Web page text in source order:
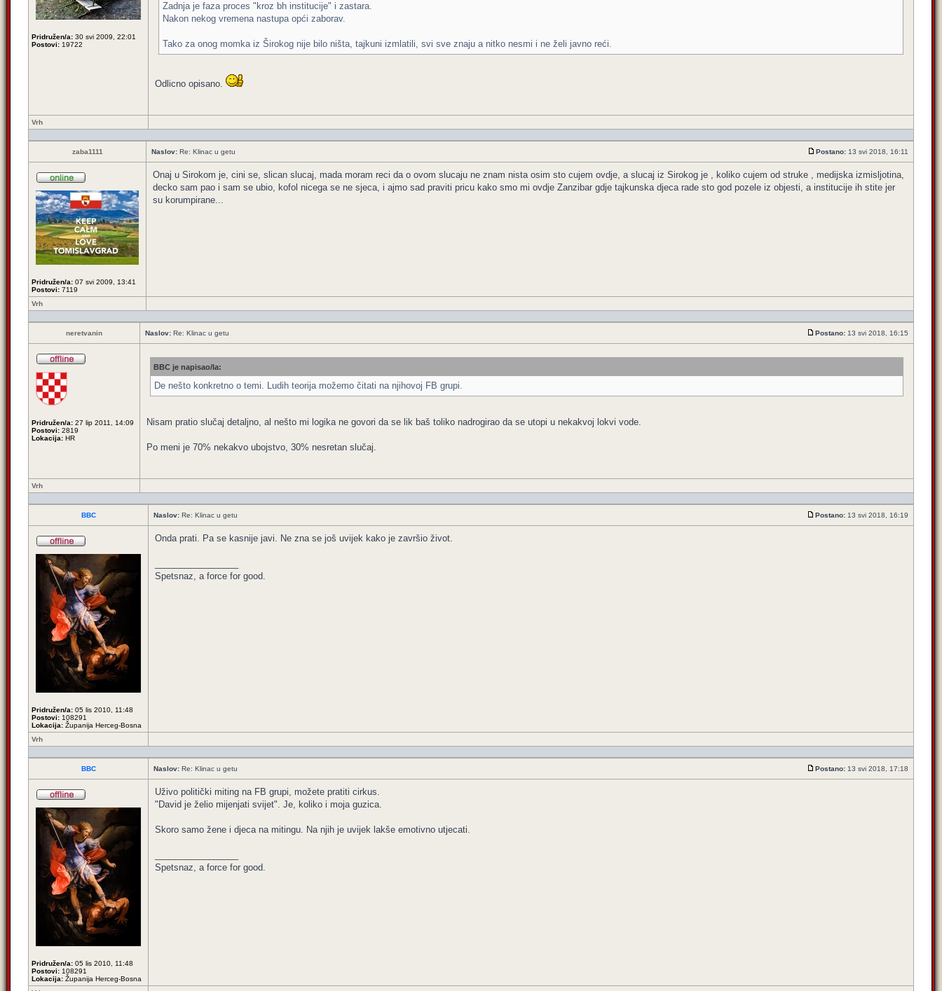
Pridružen/a: 30 svi 2009, 22:01
Postovi: 19722
Zadnja je faza proces "kroz bh institucije" i zastara.
Nakon nekog vremena nastupa opći zaborav.
Tako za onog momka iz Širokog nije bilo ništa, tajkuni izmlatili, svi sve znaju a nitko nesmi i ne želi javno reći.
Odlicno opisano.
Vrh
zaba1111 Naslov: Re: Klinac u getu Postano: 13 svi 2018, 16:11
Pridružen/a: 07 svi 2009, 13:41
Postovi: 7119
Onaj u Sirokom je, cini se, slican slucaj, mada moram reci da o ovom slucaju ne znam nista osim sto cujem ovdje, a slucaj iz Sirokog je , koliko cujem od struke , medijska izmisljotina,
decko sam pao i sam se ubio, kofol nicega se ne sjeca, i ajmo sad praviti pricu kako smo mi ovdje Zanzibar gdje tajkunska djeca rade sto god pozele iz objesti, a institucije ih stite jer
su korumpirane...
Vrh
neretvanin Naslov: Re: Klinac u getu Postano: 13 svi 2018, 16:15
Pridružen/a: 27 lip 2011, 14:09
Postovi: 2819
Lokacija: HR
BBC je napisao/la:
De nešto konkretno o temi. Ludih teorija možemo čitati na njihovoj FB grupi.
Nisam pratio slučaj detaljno, al nešto mi logika ne govori da se lik baš toliko nadrogirao da se utopi u nekakvoj lokvi vode.
Po meni je 70% nekakvo ubojstvo, 30% nesretan slučaj.
Vrh
BBC Naslov: Re: Klinac u getu Postano: 13 svi 2018, 16:19
Pridružen/a: 05 lis 2010, 11:48
Postovi: 108291
Lokacija: Županija Herceg-Bosna
Onda prati. Pa se kasnije javi. Ne zna se još uvijek kako je završio život.
Spetsnaz, a force for good.
Vrh
BBC Naslov: Re: Klinac u getu Postano: 13 svi 2018, 17:18
Pridružen/a: 05 lis 2010, 11:48
Postovi: 108291
Lokacija: Županija Herceg-Bosna
Uživo politički miting na FB grupi, možete pratiti cirkus.
"David je želio mijenjati svijet". Je, koliko i moja guzica.
Skoro samo žene i djeca na mitingu. Na njih je uvijek lakše emotivno utjecati.
Spetsnaz, a force for good.